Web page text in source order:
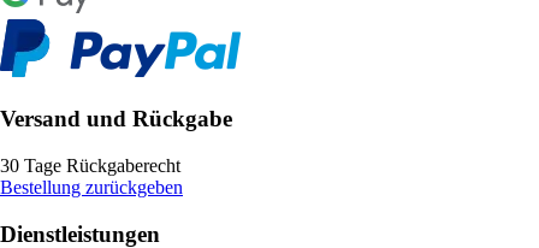
Versand und Rückgabe
30 Tage Rückgaberecht
Bestellung zurückgeben
Dienstleistungen